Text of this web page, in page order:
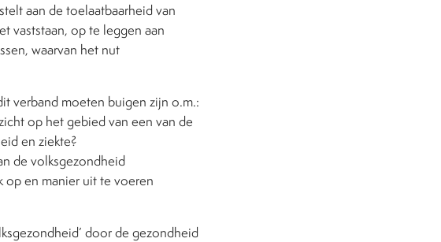
aan de toelaatbaarheid van
vaststaan, op te leggen aan
waarvan het nut
verband moeten buigen zijn o.m.:
op het gebied van een van de
en ziekte?
de volksgezondheid
en manier uit te voeren
door de gezondheid